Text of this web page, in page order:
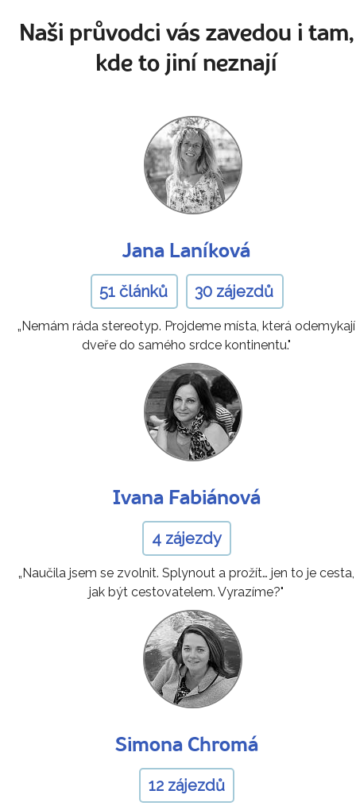
Naši průvodci vás zavedou i tam,
kde to jiní neznají
Jana Laníková
51 článků 30 zájezdů
„Nemám ráda stereotyp. Projdeme místa, která odemykají
dveře do samého srdce kontinentu."
Ivana Fabiánová
4 zájezdy
„Naučila jsem se zvolnit. Splynout a prožít… jen to je cesta,
jak být cestovatelem. Vyrazíme?"
Simona Chromá
12 zájezdů